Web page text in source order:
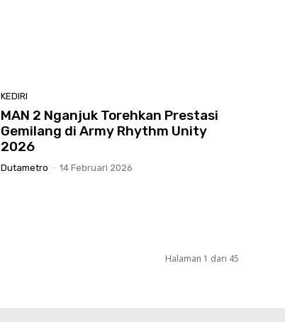
KEDIRI
MAN 2 Nganjuk Torehkan Prestasi
Gemilang di Army Rhythm Unity
2026
Dutametro - 14 Februari 2026
Halaman 1 dari 45